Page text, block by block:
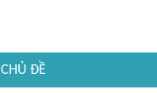
CHỦ ĐỀ